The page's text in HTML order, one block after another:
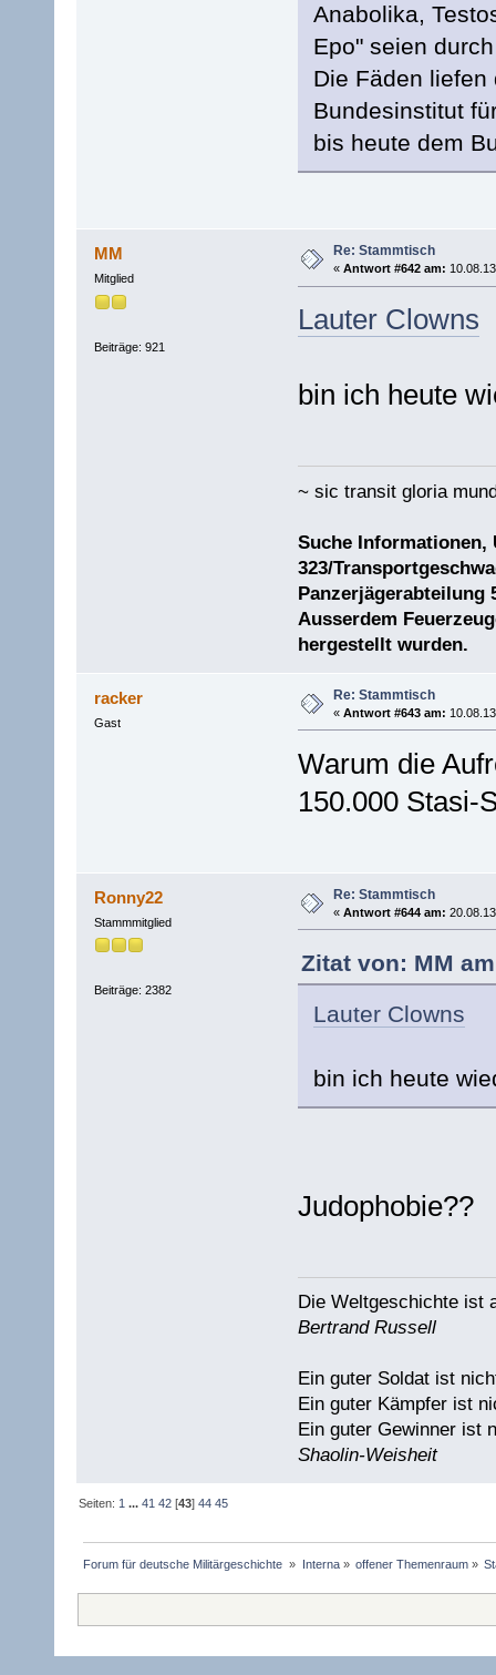
Anabolika,
Epo" seien
Die Fäden
Bundesinstitut
bis heute dem
MM
Mitglied
Beiträge: 921
Re: Stammtisch
« Antwort #642 am:
Lauter Clowns
bin ich heute
~ sic transit gloria
Suche Informationen,
323/
Panzerjägerabteilung
Ausserdem
hergestellt wurden.
racker
Gast
Re: Stammtisch
« Antwort #643 am:
Warum die
150.000 Stasi-
Ronny22
Stammmitglied
Beiträge: 2382
Re: Stammtisch
« Antwort #644 am:
Zitat von: MM
Lauter Clowns
bin ich heute
Judophobie??
Die Weltgeschichte ist
Bertrand Russell
Ein guter Soldat ist
Ein guter Kämpfer ist
Ein guter Gewinner ist
Shaolin-Weisheit
Seiten: 1 ...41 42 [43]44 45
Forum für deutsche Militärgeschichte » Interna» offener Themenraum»